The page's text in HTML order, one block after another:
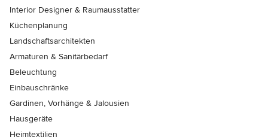
Interior Designer & Raumausstatter
Küchenplanung
Landschaftsarchitekten
Armaturen & Sanitärbedarf
Beleuchtung
Einbauschränke
Gardinen, Vorhänge & Jalousien
Hausgeräte
Heimtextilien